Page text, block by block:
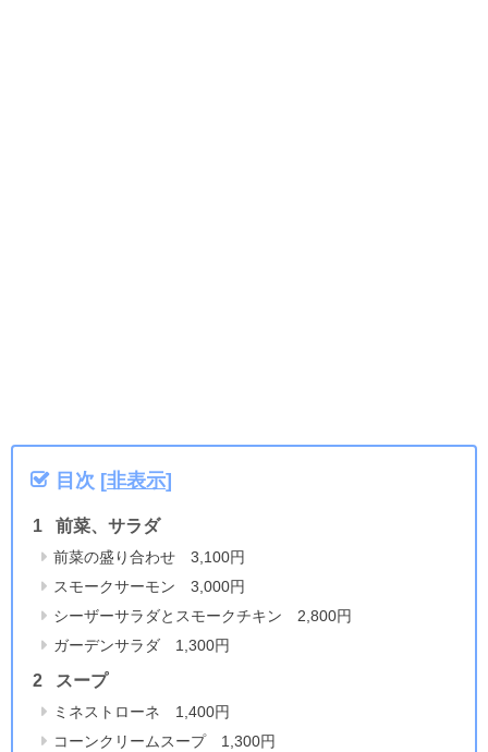
目次 [非表示]
前菜、サラダ
前菜の盛り合わせ 3,100円
スモークサーモン 3,000円
シーザーサラダとスモークチキン 2,800円
ガーデンサラダ 1,300円
スープ
ミネストローネ 1,400円
コーンクリームスープ 1,300円